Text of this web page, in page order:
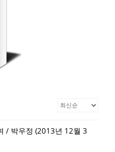
/ 박우정 (2013년 12월 3